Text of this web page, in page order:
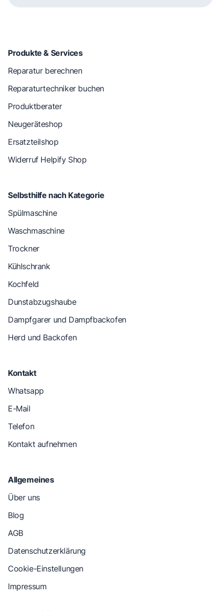
Produkte & Services
Reparatur berechnen
Reparaturtechniker buchen
Produktberater
Neugeräteshop
Ersatzteilshop
Widerruf Helpify Shop
Selbsthilfe nach Kategorie
Spülmaschine
Waschmaschine
Trockner
Kühlschrank
Kochfeld
Dunstabzugshaube
Dampfgarer und Dampfbackofen
Herd und Backofen
Kontakt
Whatsapp
E-Mail
Telefon
Kontakt aufnehmen
Allgemeines
Über uns
Blog
AGB
Datenschutzerklärung
Cookie-Einstellungen
Impressum